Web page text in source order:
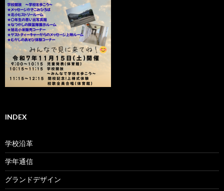
INDEX
学校沿革
学年通信
グランドデザイン